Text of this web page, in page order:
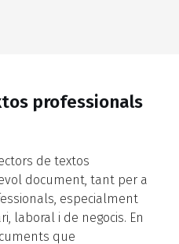
professionals
de textos
document, tant per a
especialment
laboral i de negocis. En
que